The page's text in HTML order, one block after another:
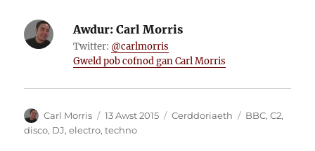
Awdur: Carl Morris
Twitter: @carlmorris
Gweld pob cofnod gan Carl Morris
Awdur
Carl Morris
Cofnodwyd
ar
13 Awst 2015 Categorïau
Cerddoriaeth Tagiau
BBC,C2,
disco, DJ,electro,techno